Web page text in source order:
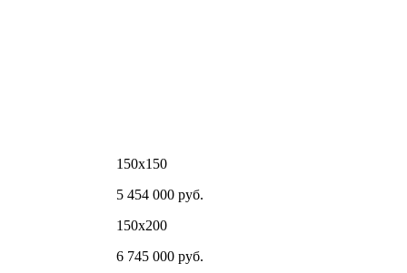
150х150
5 454 000 руб.
150х200
6 745 000 руб.